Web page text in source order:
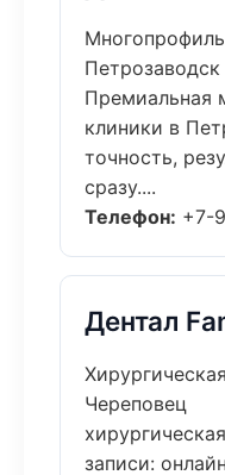
Петрозаводск
Премиальная
клиники в
точность,
сразу....
Телефон: +7-
Дентал
Череповец
записи: